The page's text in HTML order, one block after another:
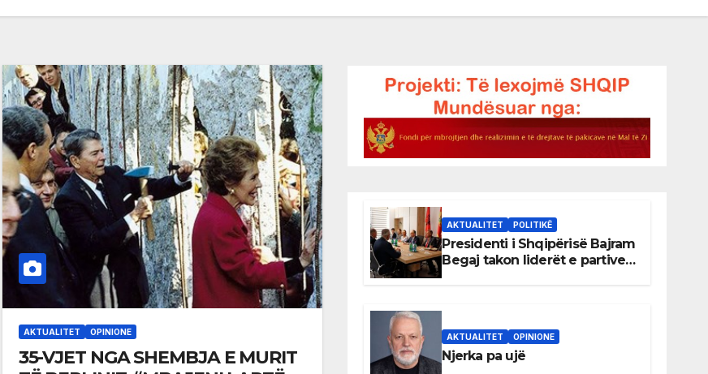
AKTUALITET OPINIONE
35-VJET NGA SHEMBJA E MURIT
AKTUALITET POLITIKË
Presidenti i Shqipërisë Bajram
Begaj takon liderët e partive
AKTUALITET OPINIONE
Njerka pa ujë